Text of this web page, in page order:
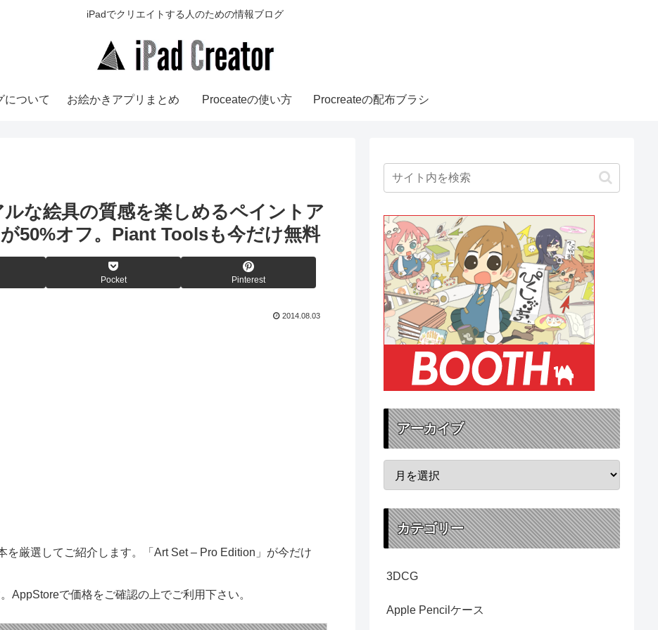
iPadでクリエイトする人のための情報ブログ
について お絵かきアプリまとめ Proceateの使い方 Procreateの配布ブラシ
な絵具の質感を楽しめるペイントア
50%オフ。Piant Toolsも今だけ無料
Pocket Pinterest
2014.08.03
厳選してご紹介します。「Art Set – Pro Edition」が今だけ
AppStoreで価格をご確認の上でご利用下さい。
アーカイブ
カテゴリー
3DCG
Apple Pencilケース